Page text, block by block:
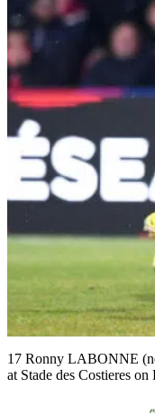
17 Ronny LABONNE
at Stade des Costieres